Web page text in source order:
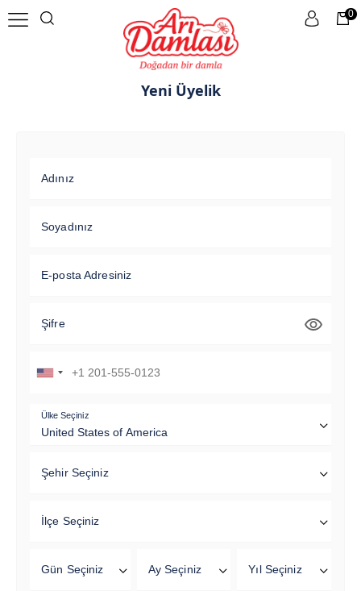
0
Yeni Üyelik
Adınız
Soyadınız
E-posta Adresiniz
Şifre
Ülke Seçiniz
Şehir Seçiniz
İlçe Seçiniz
Gün Seçiniz Ay Seçiniz Yıl Seçiniz